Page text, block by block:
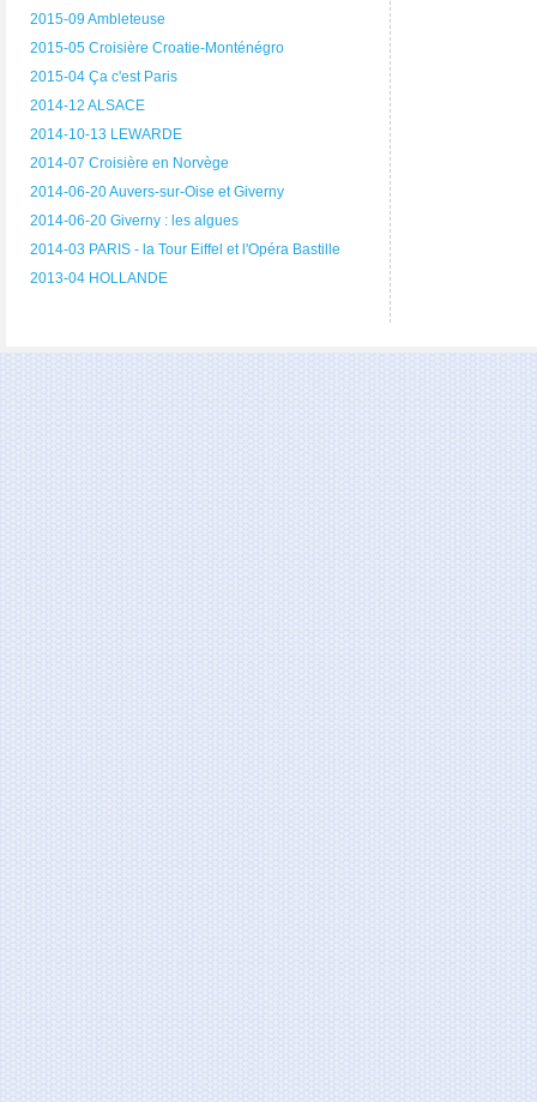
2015-09 Ambleteuse
2015-05 Croisière Croatie-Monténégro
2015-04 Ça c'est Paris
2014-12 ALSACE
2014-10-13 LEWARDE
2014-07 Croisière en Norvège
2014-06-20 Auvers-sur-Oise et Giverny
2014-06-20 Giverny : les algues
2014-03 PARIS - la Tour Eiffel et l'Opéra Bastille
2013-04 HOLLANDE